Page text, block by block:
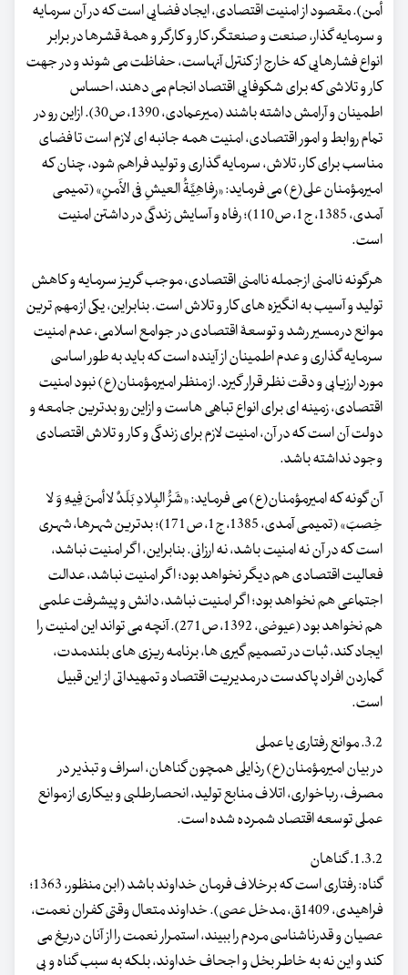
أمن). مقصود از امنیت اقتصادی، ایجاد فضایی است که در آن سرمایه
و سرمایه گذار، صنعت و صنعتگر، کار و کارگر و همۀ قشرها در برابر
انواع فشارهایی که خارج از کنترل آنهاست، حفاظت می شوند و در جهت
کار و تلاشی که برای شکوفایی اقتصاد انجام می دهند، احساس
اطمینان و آرامش داشته باشند (میرعمادی، 1390، ص30). ازاین رو در
تمام روابط و امور اقتصادی، امنیت همه جانبه ای لازم است تا فضای
مناسب برای کار، تلاش، سرمایه گذاری و تولید فراهم شود، چنان که
امیرمؤمنان علی(ع) می فرماید: «رِفاهِیَّةُ العیشِ فی الأَمنِ» (تمیمی
آمدی، 1385، ج1، ص110)؛ رفاه و آسایش زندگی در داشتن امنیت
است.
هرگونه ناامنی ازجمله ناامنی اقتصادی، موجب گریز سرمایه و کاهش
تولید و آسیب به انگیزه های کار و تلاش است. بنابراین، یکی از مهم ترین
موانع در مسیر رشد و توسعۀ اقتصادی در جوامع اسلامی، عدم امنیت
سرمایه گذاری و عدم اطمینان از آینده است که باید به طور اساسی
مورد ارزیابی و دقت نظر قرار گیرد. از منظر امیرمؤمنان(ع) نبود امنیت
اقتصادی، زمینه ای برای انواع تباهی هاست و ازاین رو بدترین جامعه و
دولت آن است که در آن، امنیت لازم برای زندگی و کار و تلاش اقتصادی
وجود نداشته باشد.
آن گونه که امیرمؤمنان(ع) می فرماید: «شَرُّ البِلادِ بَلَدٌ لا أمنَ فِیهِ وَ لا
خِصبَ» (تمیمی آمدی، 1385، ج1، ص171)؛ بدترین شهرها، شهری
است که در آن نه امنیت باشد، نه ارزانی. بنابراین، اگر امنیت نباشد،
فعالیت اقتصادی هم دیگر نخواهد بود؛ اگر امنیت نباشد، عدالت
اجتماعی هم نخواهد بود؛ اگر امنیت نباشد، دانش و پیشرفت علمی
هم نخواهد بود (عیوضی، 1392، ص271). آنچه می تواند این امنیت را
ایجاد کند، ثبات در تصمیم گیری ها، برنامه ریزی های بلندمدت،
گماردن افراد پاکدست در مدیریت اقتصاد و تمهیداتی از این قبیل
است.
3.2. موانع رفتاری یا عملی
در بیان امیرمؤمنان(ع) رذایلی همچون گناهان، اسراف و تبذیر در
مصرف، رباخواری، اتلاف منابع تولید، انحصارطلبی و بیکاری از موانع
عملی توسعه اقتصاد شمرده شده است.
1.3.2. گناهان
گناه: رفتاری است که برخلاف فرمان خداوند باشد (ابن منظور، 1363؛
فراهیدی، 1409ق، مدخل عصی). خداوند متعال وقتی کفران نعمت،
عصیان و قدرناشناسی مردم را ببیند، استمرار نعمت را از آنان دریغ می
کند و این نه به خاطر بخل و اجحاف خداوند، بلکه به سبب گناه و بی